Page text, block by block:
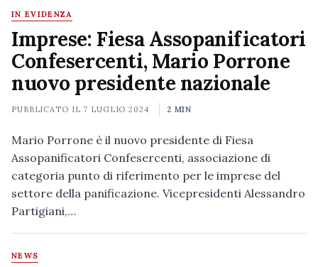
IN EVIDENZA
Imprese: Fiesa Assopanificatori
Confesercenti, Mario Porrone
nuovo presidente nazionale
PUBBLICATO IL 7 LUGLIO 2024 2 MIN
Mario Porrone è il nuovo presidente di Fiesa
Assopanificatori Confesercenti, associazione di
categoria punto di riferimento per le imprese del
settore della panificazione. Vicepresidenti Alessandro
Partigiani,…
NEWS